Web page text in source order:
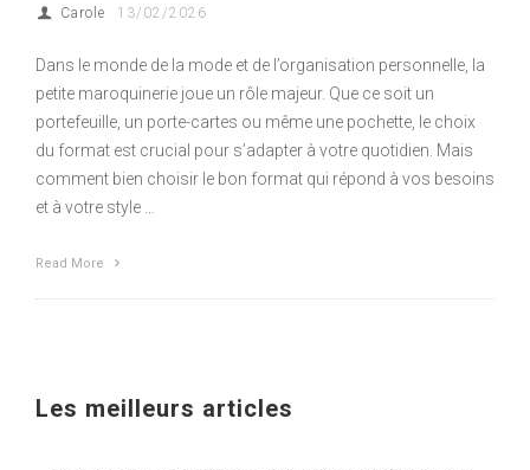
Carole 13/02/2026
Dans le monde de la mode et de l’organisation personnelle, la
petite maroquinerie joue un rôle majeur. Que ce soit un
portefeuille, un porte-cartes ou même une pochette, le choix
du format est crucial pour s’adapter à votre quotidien. Mais
comment bien choisir le bon format qui répond à vos besoins
et à votre style …
Read More
Les meilleurs articles